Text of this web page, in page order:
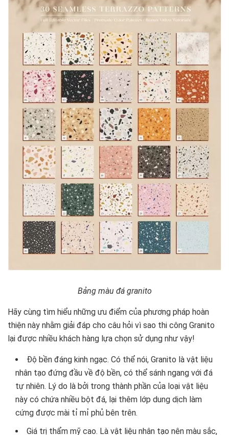
Bảng màu đá granito
Hãy cùng tìm hiểu những ưu điểm của phương pháp hoàn
thiện này nhằm giải đáp cho câu hỏi vì sao thi công Granito
lại được nhiều khách hàng lựa chọn sử dụng như vậy!
Độ bền đáng kinh ngạc. Có thể nói, Granito là vật liệu
nhân tạo đứng đầu về độ bền, có thể sánh ngang với đá
tự nhiên. Lý do là bởi trong thành phần của loại vật liệu
này có chứa nhiều bột đá, lại thêm lớp dung dịch làm
cứng được mài tỉ mỉ phủ bên trên.
Giá trị thẩm mỹ cao. Là vật liệu nhân tạo nên màu sắc,